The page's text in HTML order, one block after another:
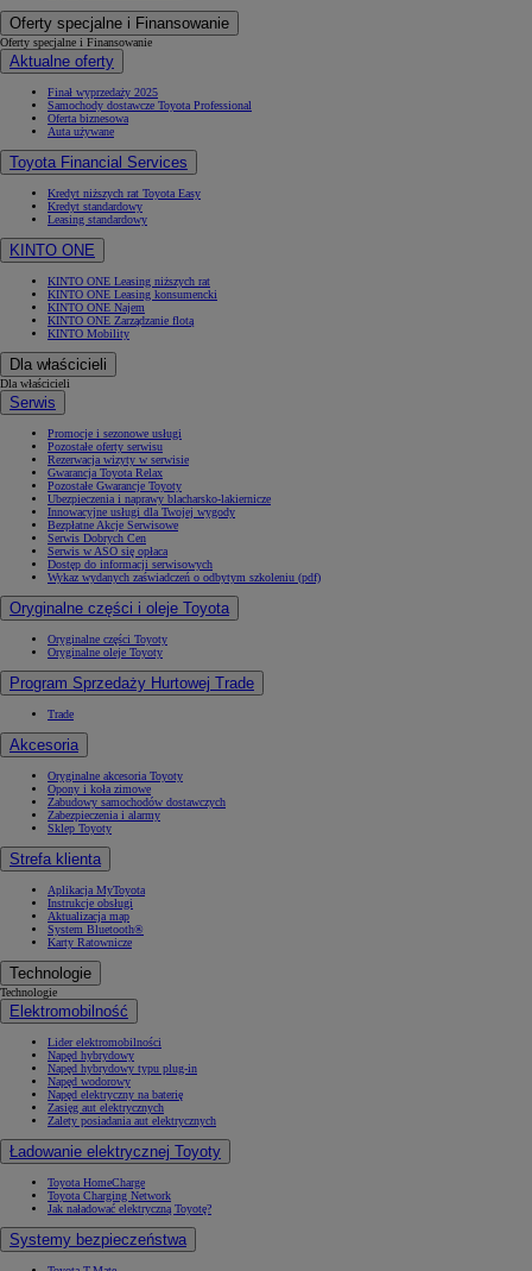
Oferty specjalne i Finansowanie
Oferty specjalne i Finansowanie
Aktualne oferty
Finał wyprzedaży 2025
Samochody dostawcze Toyota Professional
Oferta biznesowa
Auta używane
Toyota Financial Services
Kredyt niższych rat Toyota Easy
Kredyt standardowy
Leasing standardowy
KINTO ONE
KINTO ONE Leasing niższych rat
KINTO ONE Leasing konsumencki
KINTO ONE Najem
KINTO ONE Zarządzanie flotą
KINTO Mobility
Dla właścicieli
Dla właścicieli
Serwis
Promocje i sezonowe usługi
Pozostałe oferty serwisu
Rezerwacja wizyty w serwisie
Gwarancja Toyota Relax
Pozostałe Gwarancje Toyoty
Ubezpieczenia i naprawy blacharsko-lakiernicze
Innowacyjne usługi dla Twojej wygody
Bezpłatne Akcje Serwisowe
Serwis Dobrych Cen
Serwis w ASO się opłaca
Dostęp do informacji serwisowych
Wykaz wydanych zaświadczeń o odbytym szkoleniu (pdf)
Oryginalne części i oleje Toyota
Oryginalne części Toyoty
Oryginalne oleje Toyoty
Program Sprzedaży Hurtowej Trade
Trade
Akcesoria
Oryginalne akcesoria Toyoty
Opony i koła zimowe
Zabudowy samochodów dostawczych
Zabezpieczenia i alarmy
Sklep Toyoty
Strefa klienta
Aplikacja MyToyota
Instrukcje obsługi
Aktualizacja map
System Bluetooth®
Karty Ratownicze
Technologie
Technologie
Elektromobilność
Lider elektromobilności
Napęd hybrydowy
Napęd hybrydowy typu plug-in
Napęd wodorowy
Napęd elektryczny na baterię
Zasięg aut elektrycznych
Zalety posiadania aut elektrycznych
Ładowanie elektrycznej Toyoty
Toyota HomeCharge
Toyota Charging Network
Jak naładować elektryczną Toyotę?
Systemy bezpieczeństwa